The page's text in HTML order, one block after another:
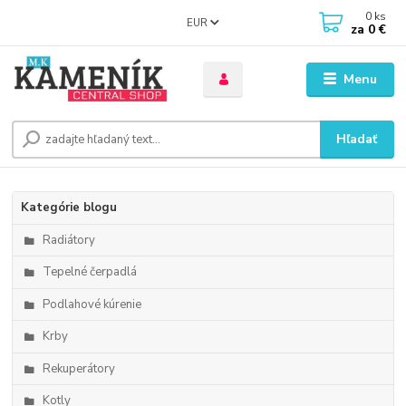
Menu
EUR
Hľadať
0 ks
za 0 €
Kategórie blogu
Radiátory
Tepelné čerpadlá
Podlahové kúrenie
Krby
Rekuperátory
Kotly